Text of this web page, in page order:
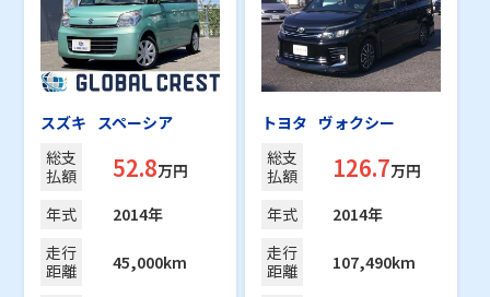
スズキ スペーシア
総支
払額
52.8万円
年式
2014年
走行
距離
45,000km
トヨタ ヴォクシー
総支
払額
126.7万円
年式
2014年
走行
距離
107,490km